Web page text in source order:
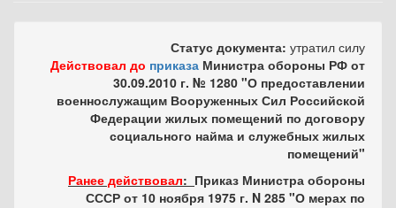
Статус документа: утратил силу
Действовал до приказа Министра обороны РФ от
30.09.2010 г. № 1280 "О предоставлении
военнослужащим Вооруженных Сил Российской
Федерации жилых помещений по договору
социального найма и служебных жилых
помещений"
Ранее действовал: Приказ Министра обороны
СССР от 10 ноября 1975 г. N 285 "О мерах по